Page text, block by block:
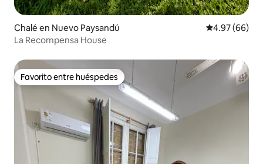
Chalé en Nuevo Paysandú Calificación
4.97 (66)
La Recompensa House
Favorito entre huéspedes
Favorito entre huéspedes